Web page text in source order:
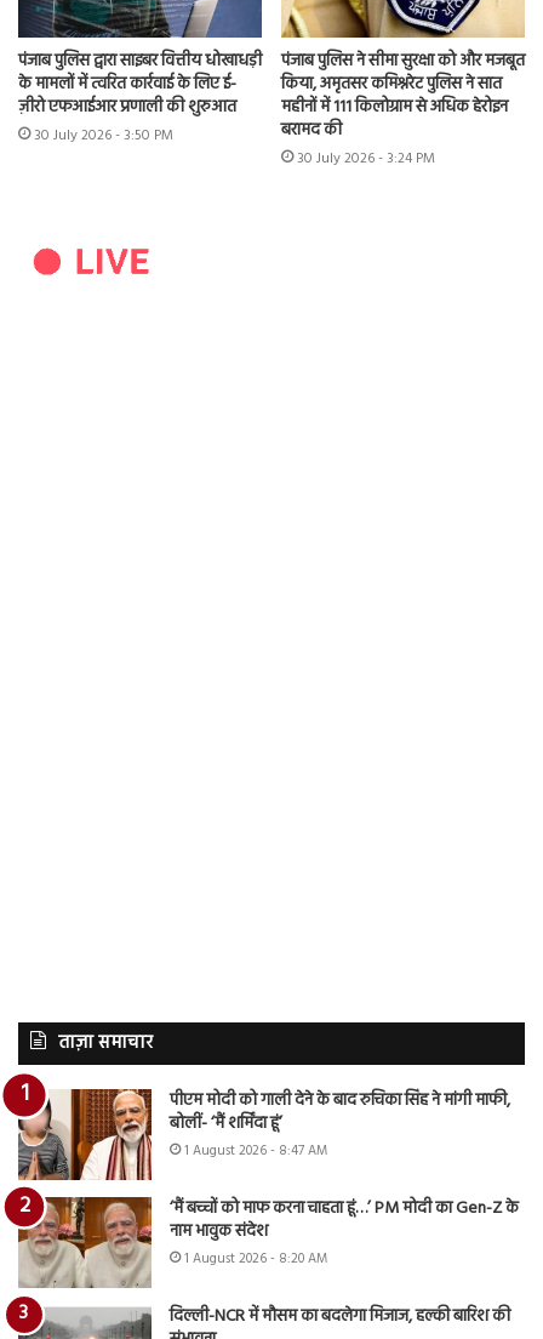
पंजाब पुलिस द्वारा साइबर वित्तीय धोखाधड़ी
के मामलों में त्वरित कार्रवाई के लिए ई-
ज़ीरो एफआईआर प्रणाली की शुरुआत
30 July 2026 - 3:50 PM
पंजाब पुलिस ने सीमा सुरक्षा को और मजबूत
किया, अमृतसर कमिश्नरेट पुलिस ने सात
महीनों में 111 किलोग्राम से अधिक हेरोइन
बरामद की
30 July 2026 - 3:24 PM
ताज़ा समाचार
पीएम मोदी को गाली देने के बाद रुचिका सिंह ने मांगी माफी,
बोलीं- ‘मैं शर्मिंदा हूं’
1 August 2026 - 8:47 AM
‘मैं बच्चों को माफ करना चाहता हूं…’ PM मोदी का Gen-Z के
नाम भावुक संदेश
1 August 2026 - 8:20 AM
दिल्ली-NCR में मौसम का बदलेगा मिजाज, हल्की बारिश की